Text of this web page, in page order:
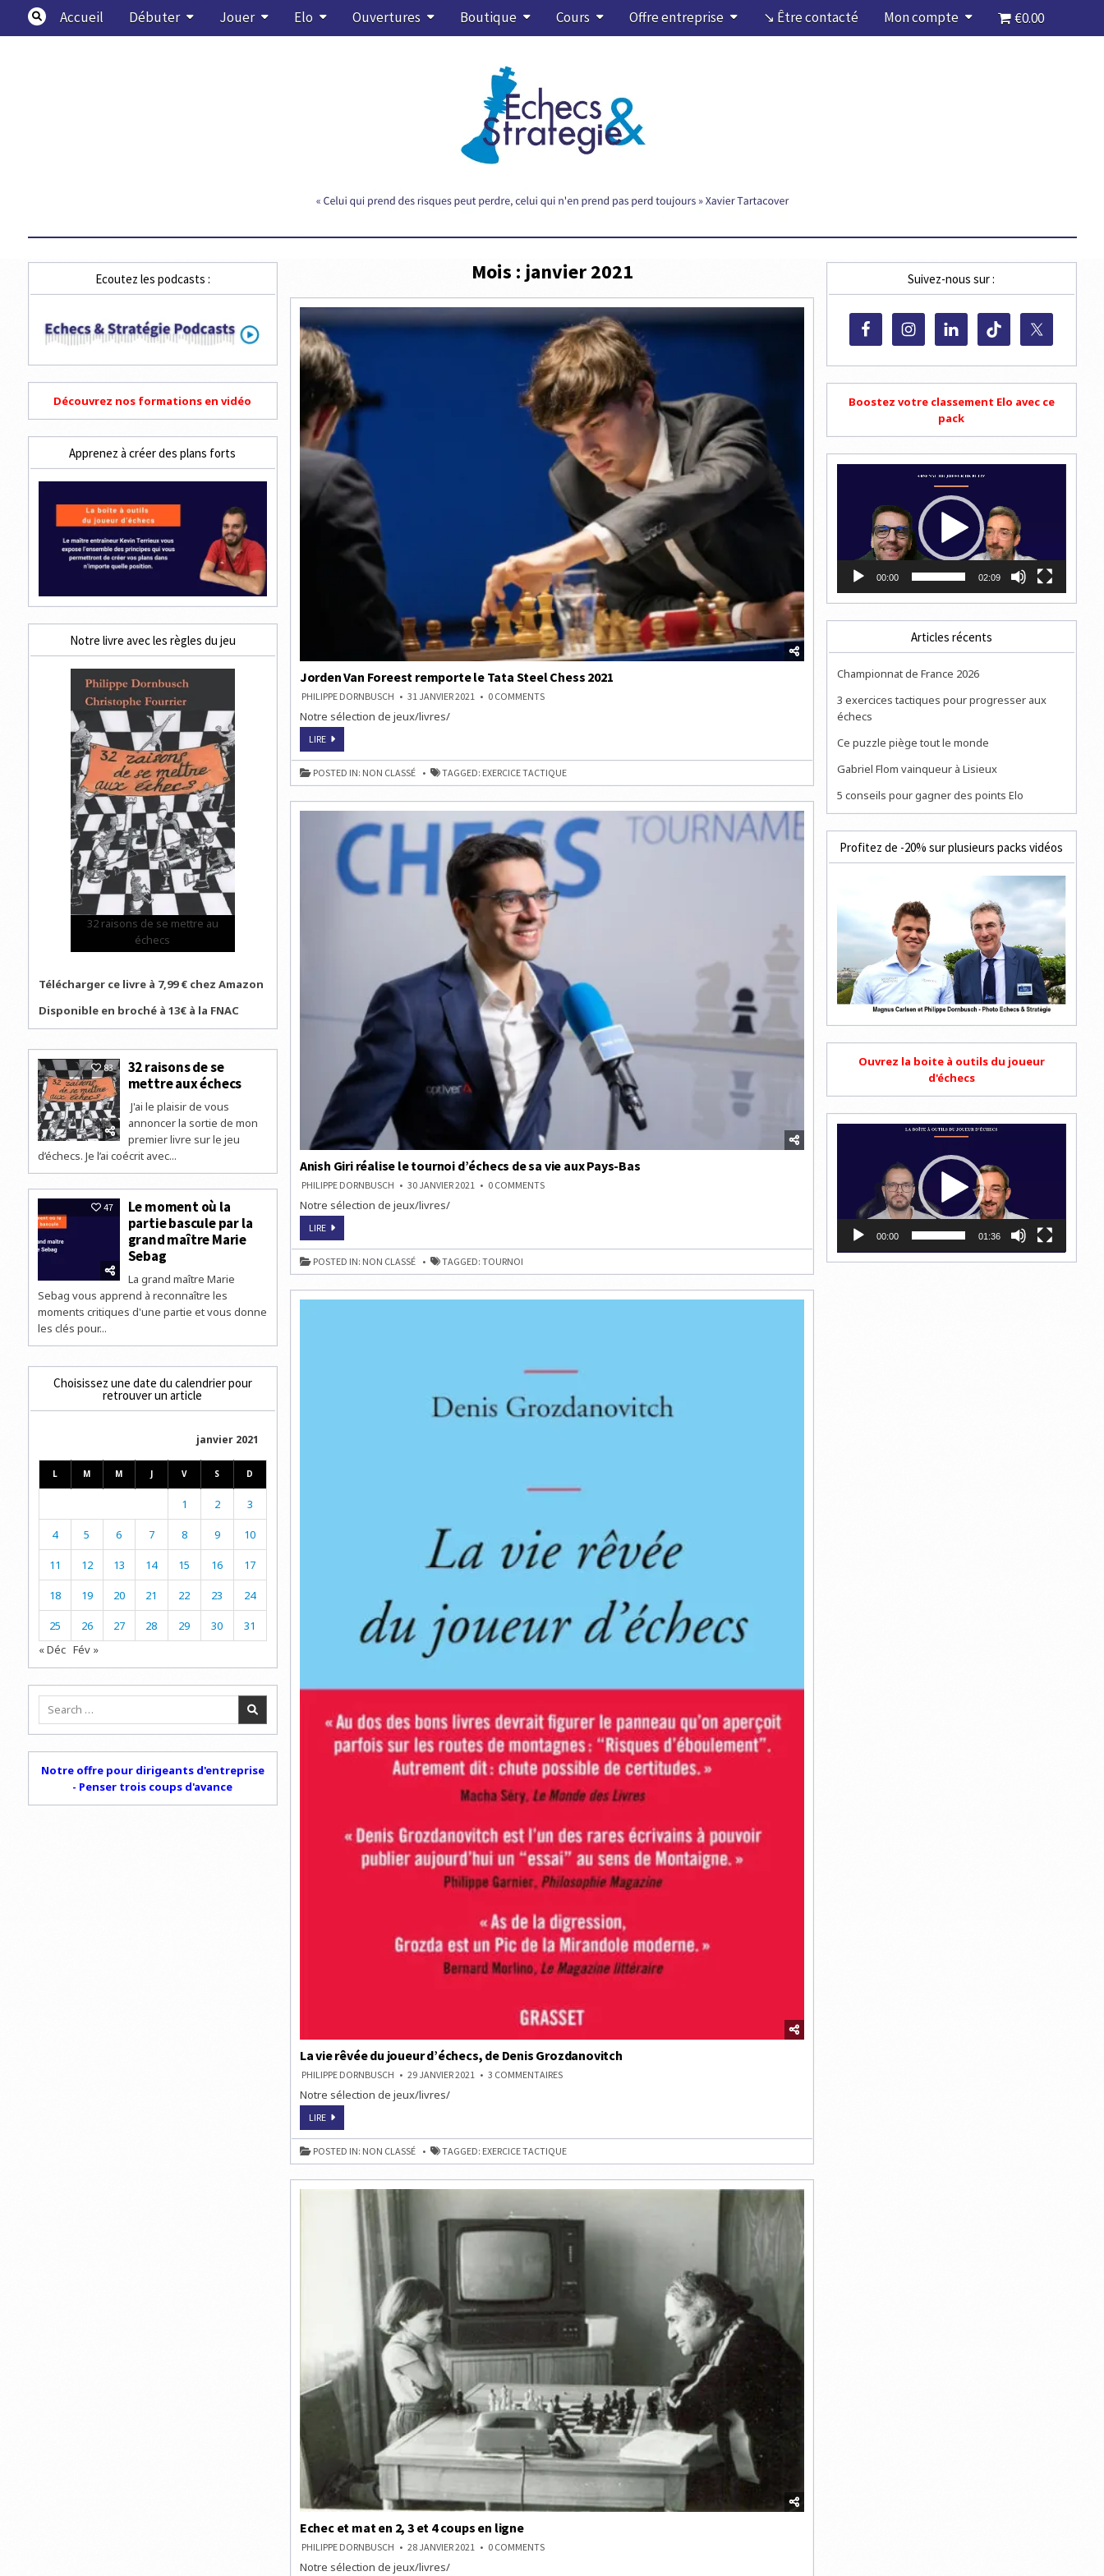
content
Accueil Débuter Jouer Elo Ouvertures Boutique Cours Offre entreprise ↘ Être contacté Mon compte €0.00
Mois : janvier 2021
Jorden Van Foreest remporte le Tata Steel Chess 2021
PHILIPPE DORNBUSCH 31 JANVIER 2021 0 COMMENTSON
STEEL
CHESS
2021
Notre sélection de jeux/livres/
LIREJORDEN
FOREEST
REMPORTE
LE
TATA
POSTED IN: NON CLASSÉ TAGGED: EXERCICE TACTIQUE
Anish Giri réalise le tournoi d’échecs de sa vie aux Pays-Bas
PHILIPPE DORNBUSCH 30 JANVIER 2021 0 COMMENTSON
DE
VIE
PAYS-
BAS
Notre sélection de jeux/livres/
LIREANISH
RÉALISE
LE
TOURNOI
D’ÉCHECS
POSTED IN: NON CLASSÉ TAGGED: TOURNOI
La vie rêvée du joueur d’échecs, de Denis Grozdanovitch
PHILIPPE DORNBUSCH 29 JANVIER 2021 3 COMMENTAIRESSUR
DE
DENIS
GROZDANOVITCH
Notre sélection de jeux/livres/
LIRELA
RÊVÉE
DU
JOUEUR
D’ÉCHECS,
GROZDANOVITCH
POSTED IN: NON CLASSÉ TAGGED: EXERCICE TACTIQUE
Echec et mat en 2, 3 et 4 coups en ligne
PHILIPPE DORNBUSCH 28 JANVIER 2021 0 COMMENTSON
Notre sélection de jeux/livres/
Ecoutez les podcasts :
Découvrez nos formations en vidéo
Apprenez à créer des plans forts
Notre livre avec les règles du jeu
32 raisons de se mettre au
échecs
Télécharger ce livre à 7,99 € chez Amazon
Disponible en broché à 13€ à la FNAC
83
32 raisons de se
mettre aux échecs
J'ai le plaisir de vous
annoncer la sortie de mon
premier livre sur le jeu
d’échecs. Je l’ai coécrit avec...
47
Le moment où la
partie bascule par la
grand maître Marie
Sebag
La grand maître Marie
Sebag vous apprend à reconnaître les
moments critiques d'une partie et vous donne
les clés pour...
Choisissez une date du calendrier pour
retrouver un article
janvier 2021
L M M J V S D
1 2 3
4 5 6 7 8 9 10
11 12 13 14 15 16 17
18 19 20 21 22 23 24
25 26 27 28 29 30
31
« Déc Fév »
Search
Notre offre pour dirigeants d'entreprise
- Penser trois coups d'avance
Suivez-nous sur :
Boostez votre classement Elo avec ce
pack
00:00 02:09
Articles récents
Championnat de France 2026
3 exercices tactiques pour progresser aux
échecs
Ce puzzle piège tout le monde
Gabriel Flom vainqueur à Lisieux
5 conseils pour gagner des points Elo
Profitez de -20% sur plusieurs packs vidéos
Ouvrez la boite à outils du joueur
d'échecs
00:00 01:36